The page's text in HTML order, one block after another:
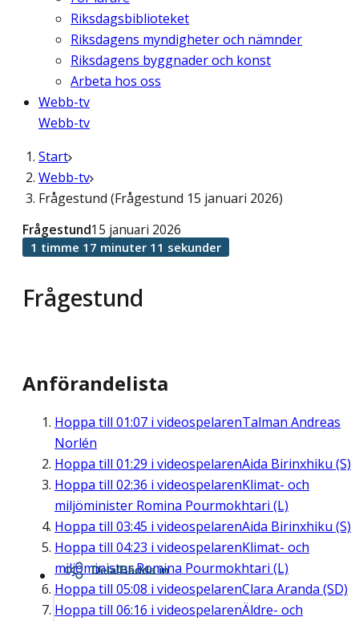
Riksdagsbiblioteket
Riksdagens myndigheter och nämnder
Riksdagens byggnader och konst
Arbeta hos oss
Webb-tv
Webb-tv
Start
Webb-tv
Frågestund (Frågestund 15 januari 2026)
Frågestund
Frågestund15 januari 2026
1 timme 17 minuter 11 sekunder
Anförandelista
Hoppa till 01:07 i videospelarenTalman Andreas
Norlén
Hoppa till 01:29 i videospelarenAida Birinxhiku (S)
Hoppa till 02:36 i videospelarenKlimat- och
miljöminister Romina Pourmokhtari (L)
Hoppa till 03:45 i videospelarenAida Birinxhiku (S)
Hoppa till 04:23 i videospelarenKlimat- och
miljöminister Romina Pourmokhtari (L)
Hoppa till 05:08 i videospelarenClara Aranda (SD)
Hoppa till 06:16 i videospelarenÄldre- och
Dela/Bädda in